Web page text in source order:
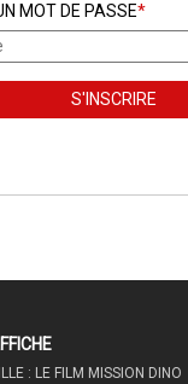
MOT DE PASSE*
: LE FILM MISSION DINO